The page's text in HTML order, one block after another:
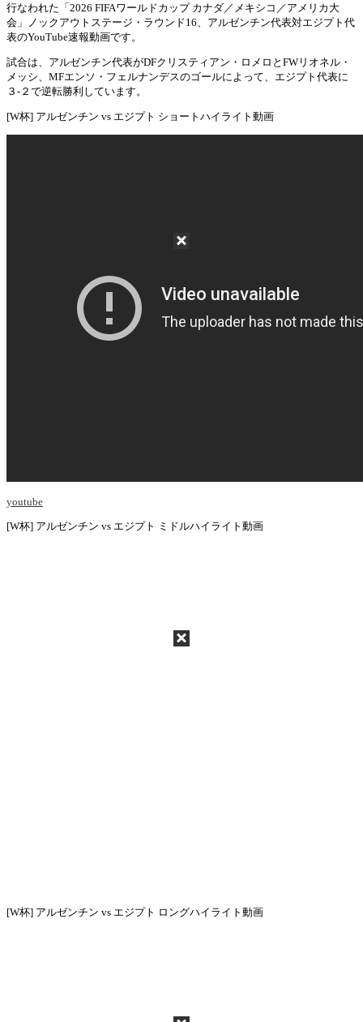
Mute
行なわれた「2026 FIFAワールドカップ カナダ／メキシコ／アメリカ大
会」ノックアウトステージ・ラウンド16、アルゼンチン代表対エジプト代
表のYouTube速報動画です。
試合は、アルゼンチン代表がDFクリスティアン・ロメロとFWリオネル・
メッシ、MFエンソ・フェルナンデスのゴールによって、エジプト代表に
３-２で逆転勝利しています。
[W杯] アルゼンチン vs エジプト ショートハイライト動画
youtube
[W杯] アルゼンチン vs エジプト ミドルハイライト動画
[W杯] アルゼンチン vs エジプト ロングハイライト動画